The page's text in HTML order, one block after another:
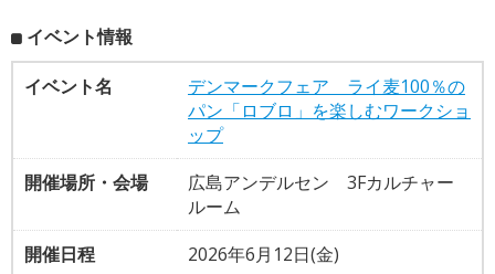
イベント情報
イベント名
デンマークフェア ライ麦100％の
パン「ロブロ」を楽しむワークショ
ップ
開催場所・会場
広島アンデルセン 3Fカルチャー
ルーム
開催日程
2026年6月12日(金)